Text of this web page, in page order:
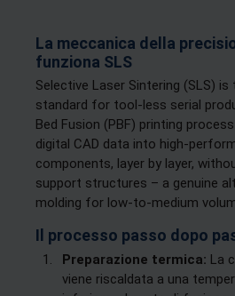
La meccanica della
funziona SLS
Selective Laser Sintering (SLS) is
standard for tool-less serial
Bed Fusion (PBF) printing
digital CAD data into high-
components, layer by layer,
support structures – a genuine
molding for low-to-medium
Il processo passo dopo
Preparazione termica: La
viene riscaldata a una